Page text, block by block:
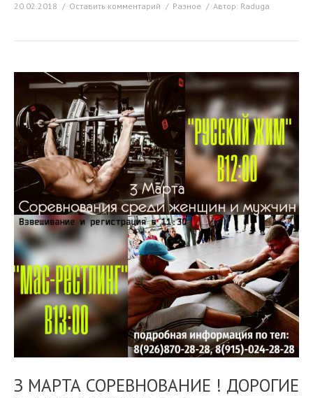
20.02.2018 Оставить комментарий Разное Автор: Raduga
З МАРТА СОРЕВНОВАНИЕ ! ДОРОГИЕ